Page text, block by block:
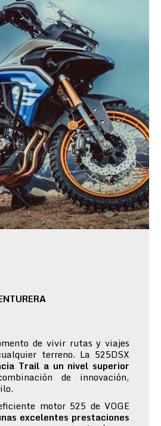
de vivir rutas y viajes
terreno. La 525DSX
Trail a un nivel superior
de innovación,
motor 525 de VOGE
excelentes prestaciones